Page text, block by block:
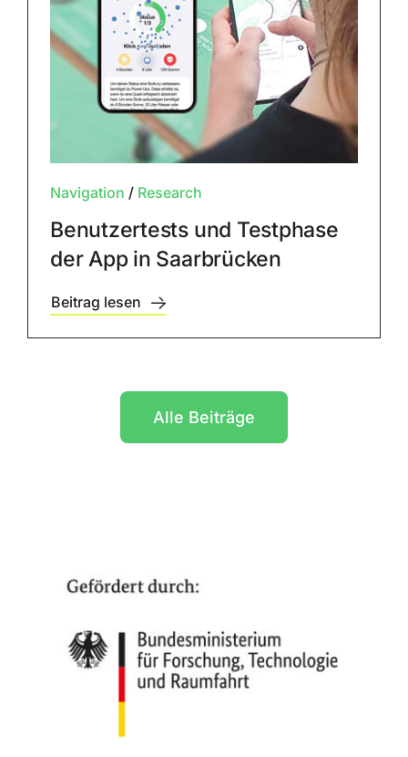
Navigation / Research
Benutzertests und Testphase
der App in Saarbrücken
Beitrag lesen
Alle Beiträge